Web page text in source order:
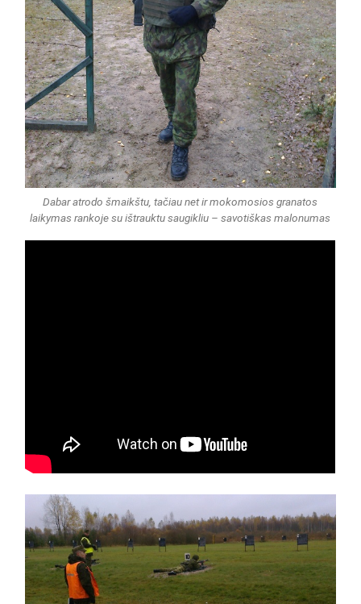
Dabar atrodo šmaikštu, tačiau net ir mokomosios granatos
laikymas rankoje su ištrauktu saugikliu – savotiškas malonumas